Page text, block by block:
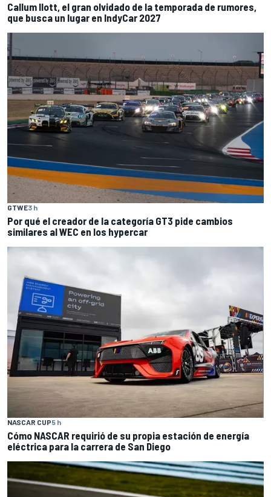
Callum Ilott, el gran olvidado de la temporada de rumores,
que busca un lugar en IndyCar 2027
GTWE3 h
Por qué el creador de la categoría GT3 pide cambios
similares al WEC en los hypercar
NASCAR CUP5 h
Cómo NASCAR requirió de su propia estación de energía
eléctrica para la carrera de San Diego